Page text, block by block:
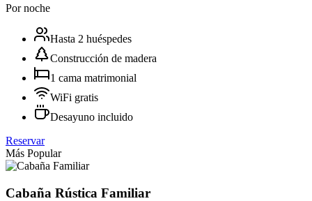
Por noche
Hasta 2 huéspedes
Construcción de madera
1 cama matrimonial
WiFi gratis
Desayuno incluido
Reservar
Más Popular
Cabaña Rústica Familiar